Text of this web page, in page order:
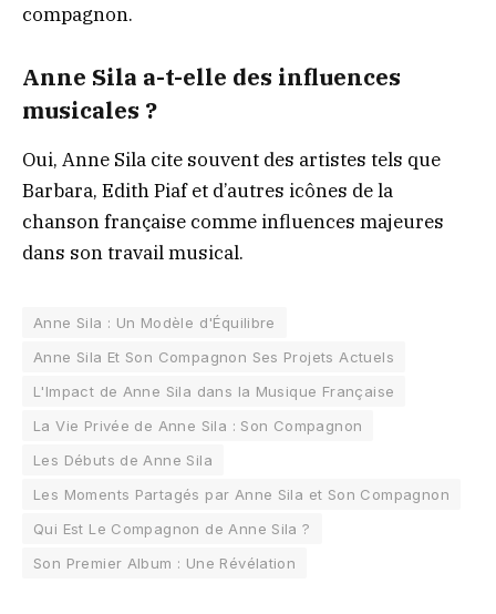
compagnon.
Anne Sila a-t-elle des influences
musicales ?
Oui, Anne Sila cite souvent des artistes tels que
Barbara, Edith Piaf et d’autres icônes de la
chanson française comme influences majeures
dans son travail musical.
Anne Sila : Un Modèle d'Équilibre
Anne Sila Et Son Compagnon Ses Projets Actuels
L'Impact de Anne Sila dans la Musique Française
La Vie Privée de Anne Sila : Son Compagnon
Les Débuts de Anne Sila
Les Moments Partagés par Anne Sila et Son Compagnon
Qui Est Le Compagnon de Anne Sila ?
Son Premier Album : Une Révélation